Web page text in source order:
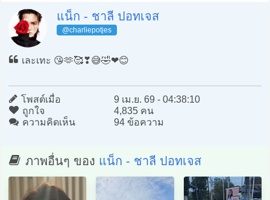
แน็ก - ชาลี ปอทเจส
@charliepotjes
เละเทะ 😘🫶🥰❣️😅🤣❤️😊
โพสต์เมื่อ
9 เม.ย. 69 - 04:38:10
ถูกใจ
4,835 คน
ความคิดเห็น
94 ข้อความ
ภาพอื่นๆ ของ แน็ก - ชาลี ปอทเจส